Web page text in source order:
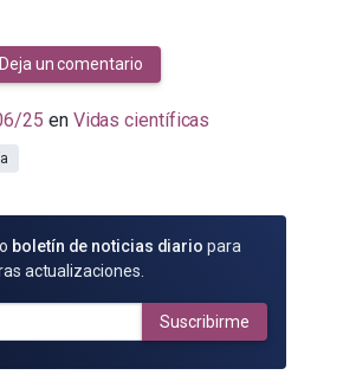
Deja un comentario
25 en Vidas científicas
boletín de noticias diario para
actualizaciones.
Suscribirme